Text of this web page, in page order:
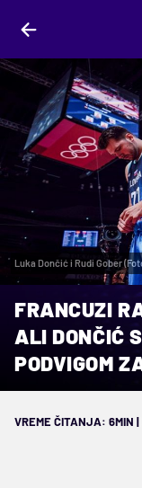
Luka Dončić i Rudi Gober
FRANCUZI
ALI DONČIĆ
PODVIGOM
VREME ČITANJA: 6MIN